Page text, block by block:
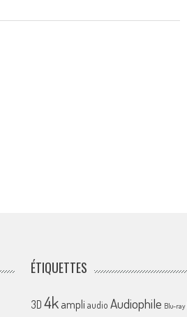
ÉTIQUETTES
3D 4k ampliaudio Audiophile Blu-ray